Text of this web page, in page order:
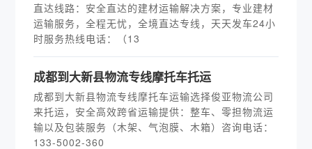
直达线路：安全直达的建材运输解决方案，专业建材
运输服务，全程无忧，全境直达专线，天天发车24小
时服务热线电话：（13
成都到大新县物流专线摩托车托运
成都到大新县物流专线摩托车运输选择俊亚物流公司
来托运，安全高效跨省运输提供：整车、零担物流运
输以及包装服务（木架、气泡膜、木箱）咨询电话：
133-5002-360